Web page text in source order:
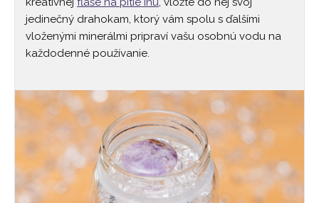
jedinečný drahokam, ktorý vám spolu s ďalšími
vloženými minerálmi pripraví vašu osobnú vodu na
každodenné používanie.